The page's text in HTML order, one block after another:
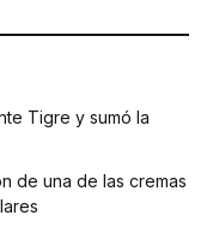
Tigre y sumó la
de una de las cremas